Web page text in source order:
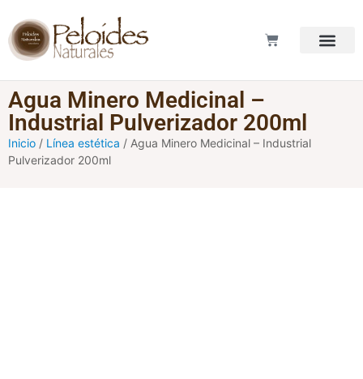
Agua Minero Medicinal –
Industrial Pulverizador 200ml
Inicio / Línea estética / Agua Minero Medicinal – Industrial
Pulverizador 200ml